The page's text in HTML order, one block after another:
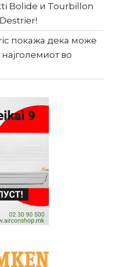
Bolide и Tourbillon
покажа дека може
во